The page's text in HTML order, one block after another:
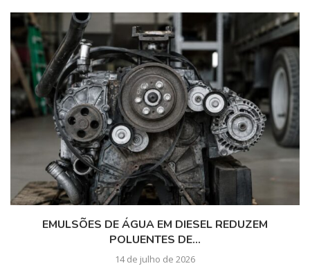
EMULSÕES DE ÁGUA EM DIESEL REDUZEM
POLUENTES DE...
14 de julho de 2026